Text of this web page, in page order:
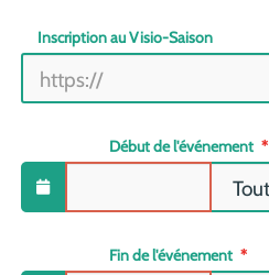
Inscription au Visio-Saison
Début de l'événement
Fin de l'événement